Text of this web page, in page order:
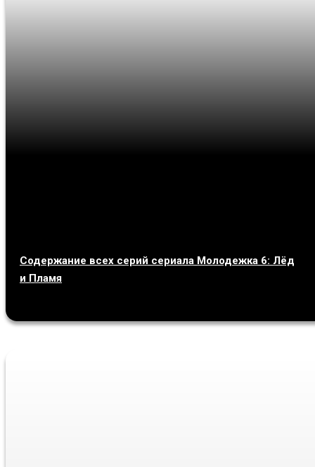
Содержание всех серий сериала Молодежка 6: Лёд
и Пламя